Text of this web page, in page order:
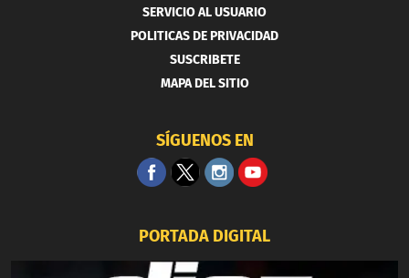
SERVICIO AL USUARIO
POLITICAS DE PRIVACIDAD
SUSCRIBETE
MAPA DEL SITIO
SÍGUENOS EN
PORTADA DIGITAL